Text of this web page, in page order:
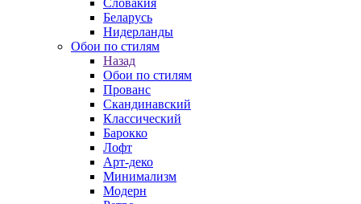
Словакия
Беларусь
Нидерланды
Обои по стилям
Назад
Обои по стилям
Прованс
Скандинавский
Классический
Барокко
Лофт
Арт-деко
Минимализм
Модерн